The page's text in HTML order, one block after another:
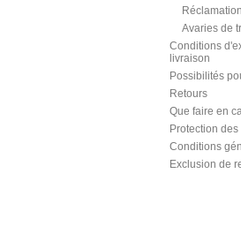
Avaries de
Conditions
livraison
Possibilités
Retours
Que faire en
Protection
Conditions
Exclusion de